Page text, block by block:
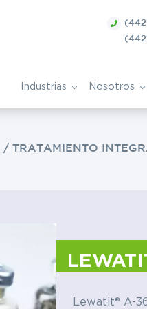
Industrias Nosotros
/ TRATAMIENTO
Lewatit® A-